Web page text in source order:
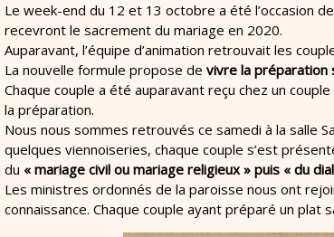
Le week-end du 12 et 13 octobre a été l’occasion
recevront le sacrement du mariage en 2020.
Auparavant, l’équipe d’animation retrouvait les
La nouvelle formule propose de vivre la préparation
Chaque couple a été auparavant reçu chez un couple
la préparation.
Nous nous sommes retrouvés ce samedi à la salle
quelques viennoiseries, chaque couple s’est
du « mariage civil ou mariage religieux » puis « du
Les ministres ordonnés de la paroisse nous ont
connaissance. Chaque couple ayant préparé un plat